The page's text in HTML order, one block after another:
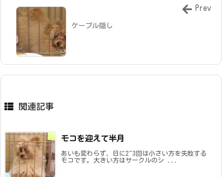
ケーブル隠し
Prev
関連記事
モコを迎えて半月
あいも変わらず、日に2~3回は小さい方を失敗する
モコです。大きい方はサークルのシ ...